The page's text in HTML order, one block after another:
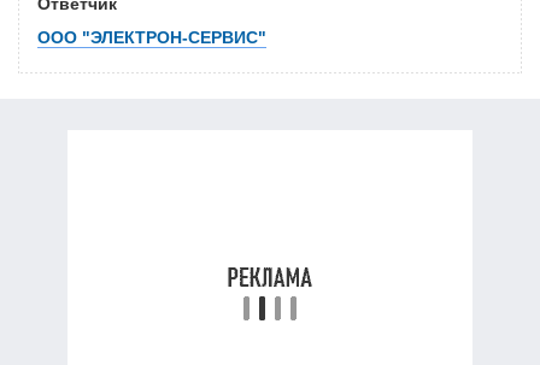
ООО "ЭЛЕКТРОН-СЕРВИС"